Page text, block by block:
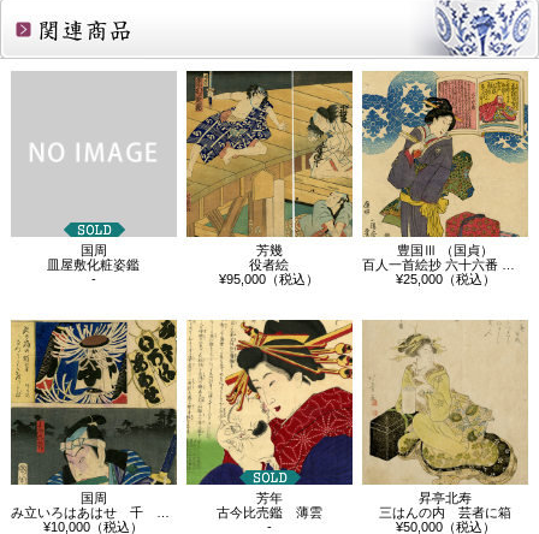
関連商品
国周
皿屋敷化粧姿鑑
-
芳幾
役者絵
¥95,000（税込）
豊国Ⅲ （国貞）
百人一首絵抄 六十六番 前大僧正行尊
¥25,000（税込）
国周
み立いろはあはせ 千 二番組 千崎弥五郎
¥10,000（税込）
芳年
古今比売鑑 薄雲
-
昇亭北寿
三はんの内 芸者に箱
¥50,000（税込）